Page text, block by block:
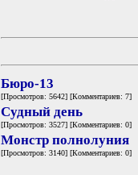
Бюро-13
[Просмотров: 5642] [Комментариев: 7]
Судный день
[Просмотров: 3527] [Комментариев: 0]
Монстр полнолуния
[Просмотров: 3140] [Комментариев: 0]